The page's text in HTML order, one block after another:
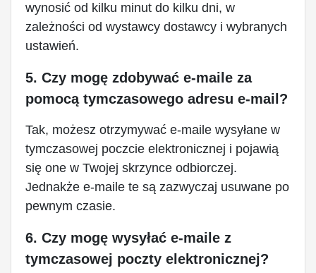
wynosić od kilku minut do kilku dni, w
zależności od wystawcy dostawcy i wybranych
ustawień.
5. Czy mogę zdobywać e-maile za
pomocą tymczasowego adresu e-mail?
Tak, możesz otrzymywać e-maile wysyłane w
tymczasowej poczcie elektronicznej i pojawią
się one w Twojej skrzynce odbiorczej.
Jednakże e-maile te są zazwyczaj usuwane po
pewnym czasie.
6. Czy mogę wysyłać e-maile z
tymczasowej poczty elektronicznej?